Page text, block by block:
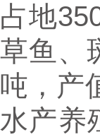
占地
草鱼、
吨，产
水产养